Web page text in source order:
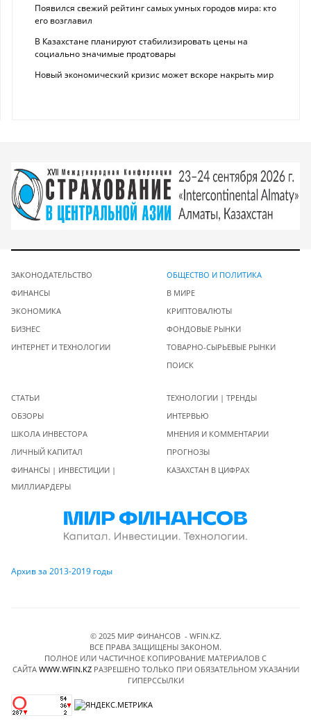
Появился свежий рейтинг самых умных городов мира: кто
его возглавил
В Казахстане планируют стабилизировать цены на
социально значимые продтовары
Новый экономический кризис может вскоре накрыть мир
ЗАКОНОДАТЕЛЬСТВО
ФИНАНСЫ
ЭКОНОМИКА
БИЗНЕС
ИНТЕРНЕТ И ТЕХНОЛОГИИ
ОБЩЕСТВО И ПОЛИТИКА
В МИРЕ
КРИПТОВАЛЮТЫ
ФОНДОВЫЕ РЫНКИ
ТОВАРНО-СЫРЬЕВЫЕ РЫНКИ
ПОИСК
СТАТЬИ
ОБЗОРЫ
ШКОЛА ИНВЕСТОРА
ЛИЧНЫЙ КАПИТАЛ
ФИНАНСЫ | ИНВЕСТИЦИИ |
МИЛЛИАРДЕРЫ
ТЕХНОЛОГИИ | ТРЕНДЫ
ИНТЕРВЬЮ
МНЕНИЯ И КОММЕНТАРИИ
ПРОГНОЗЫ
КАЗАХСТАН В ЦИФРАХ
Архив за 2013-2019 годы
© 2025 МИР ФИНАНСОВ - WFIN.KZ.
ВСЕ ПРАВА ЗАЩИЩЕНЫ ЗАКОНОМ.
ПОЛНОЕ ИЛИ ЧАСТИЧНОЕ КОПИРОВАНИЕ МАТЕРИАЛОВ C
САЙТА WWW.WFIN.KZРАЗРЕШЕНО ТОЛЬКО ПРИ ОБЯЗАТЕЛЬНОМ УКАЗАНИИ
ГИПЕРССЫЛКИ